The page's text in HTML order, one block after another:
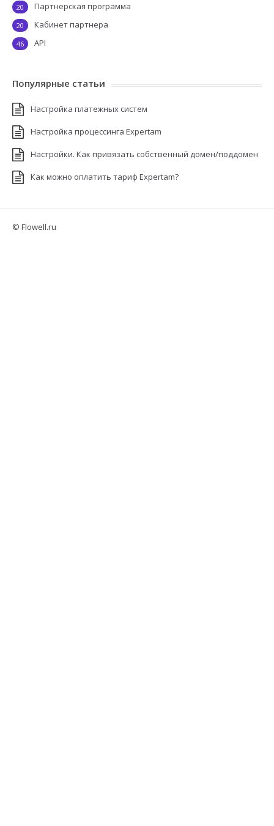
Партнерская программа
20
Кабинет партнера
20
API
46
Популярные статьи
Настройка платежных систем
Настройка процессинга Expertam
Настройки. Как привязать собственный домен/поддомен
Как можно оплатить тариф Expertam?
© Flowell.ru